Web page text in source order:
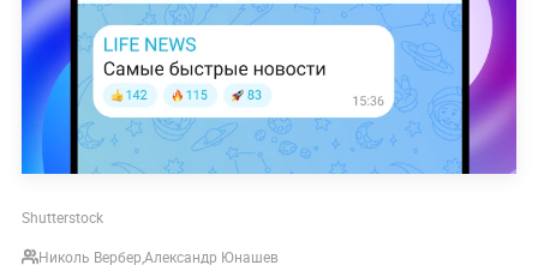
Shutterstock
Николь Вербер,Александр Юнашев